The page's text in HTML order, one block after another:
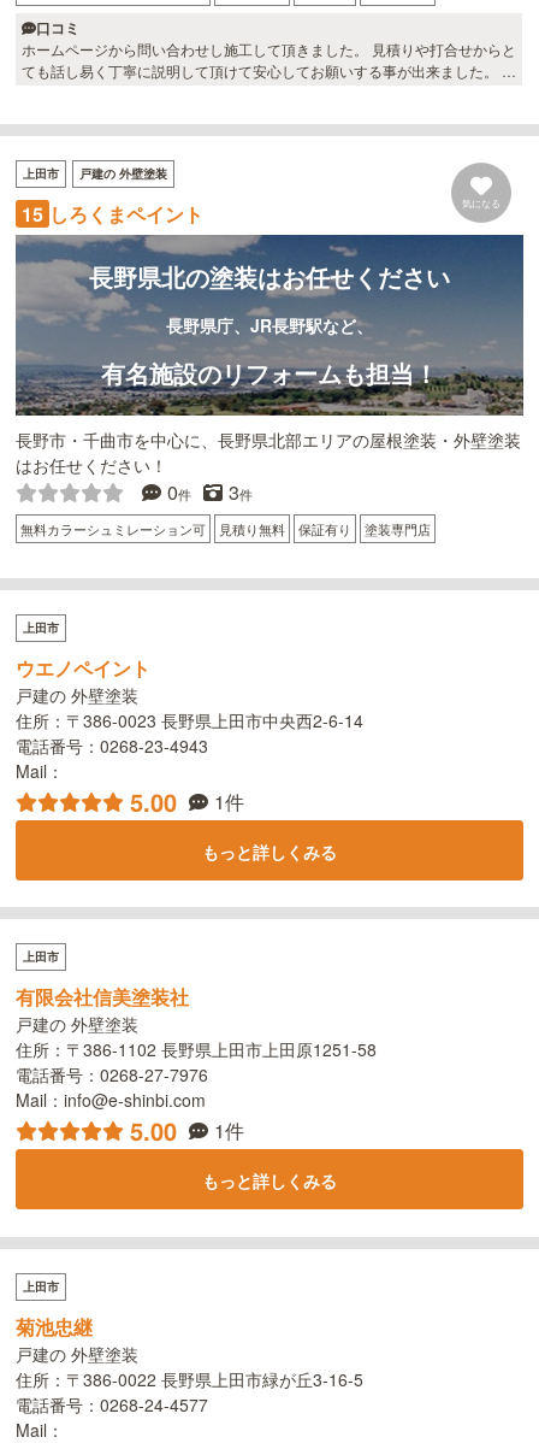
口コミ
ホームページから問い合わせし施工して頂きました。 見積りや打合せからと
ても話し易く丁寧に説明して頂けて安心してお願いする事が出来ました。 外
上田市 戸建の 外壁塗装
15 しろくまペイント 気になる
長野県北の塗装はお任せください
長野県庁、JR長野駅など、
有名施設のリフォームも担当！
長野市・千曲市を中心に、長野県北部エリアの屋根塗装・外壁塗装
はお任せください！
0件 3件
無料カラーシュミレーション可 見積り無料 保証有り 塗装専門店
上田市
ウエノペイント
戸建の 外壁塗装
住所：〒386-0023 長野県上田市中央西2-6-14
電話番号：0268-23-4943
Mail：
5.00 1件
もっと詳しくみる
上田市
有限会社信美塗装社
戸建の 外壁塗装
住所：〒386-1102 長野県上田市上田原1251-58
電話番号：0268-27-7976
Mail：info@e-shinbi.com
5.00 1件
もっと詳しくみる
上田市
菊池忠継
戸建の 外壁塗装
住所：〒386-0022 長野県上田市緑が丘3-16-5
電話番号：0268-24-4577
Mail：